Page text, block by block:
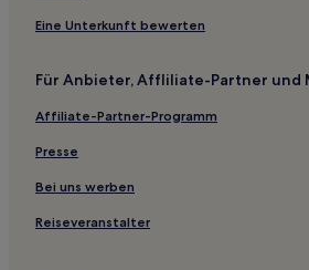
Hotels nahe Bahnhof Hongkong
Hotels nahe Hong Kong Coliseum
Hotels nahe Hong Kong Observatory
Hotels nahe Kimberley Street
Hotels nahe Bahnhof Hongkong
Hotels nahe Einkaufszentrum
Eine Unterkunft bewerten
Für Anbieter, Affliliate-Partner und
Affiliate-Partner-Programm
Presse
Bei uns werben
Reiseveranstalter